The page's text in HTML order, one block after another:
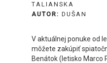
TALIANSKA
AUTOR: DUŠAN
V aktuálnej ponuke od
môžete zakúpiť
Benátok (letisko Marco